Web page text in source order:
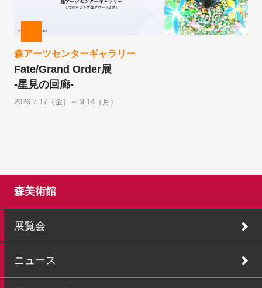
森アーツセンターギャラリー
Fate/Grand Order展
-星見の回廊-
2026.7.17（金）～ 9.14（月）
森美術館
展覧会
ニュース